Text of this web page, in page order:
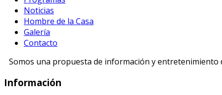
Noticias
Hombre de la Casa
Galería
Contacto
Somos una propuesta de información y
Información